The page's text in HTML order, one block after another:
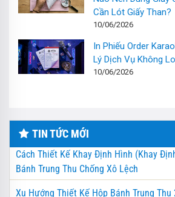
Cần Lót Giấy Than?
10/06/2026
In Phiếu Order
Lý Dịch Vụ Không
10/06/2026
TIN TỨC MỚI
Cách Thiết Kế Khay Định Hình (Khay
Bánh Trung Thu Chống Xô Lệch
Xu Hướng Thiết Kế Hộp Bánh Trung Thu